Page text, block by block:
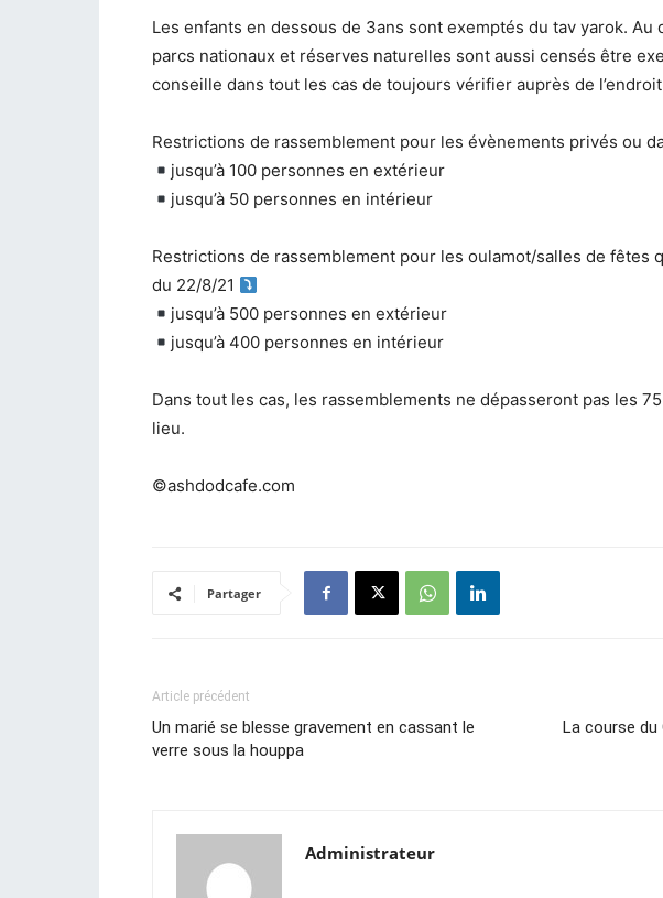
Les enfants en dessous de 3ans sont exemptés du tav yarok.
parcs nationaux et réserves naturelles sont aussi censés être
conseille dans tout les cas de toujours vérifier auprès de
Restrictions de rassemblement pour les évènements privés ou
jusqu’à 100 personnes en extérieur
jusqu’à 50 personnes en intérieur
Restrictions de rassemblement pour les oulamot/salles de fêtes
du 22/8/21
jusqu’à 500 personnes en extérieur
jusqu’à 400 personnes en intérieur
Dans tout les cas, les rassemblements ne dépasseront pas les
lieu.
©ashdodcafe.com
Partager
Article précédent
Un marié se blesse gravement en cassant le
verre sous la houppa
La course du
Administrateur